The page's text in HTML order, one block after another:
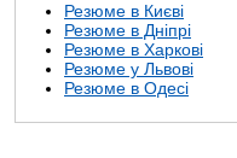
Резюме в Києві
Резюме в Дніпрі
Резюме в Харкові
Резюме у Львові
Резюме в Одесі